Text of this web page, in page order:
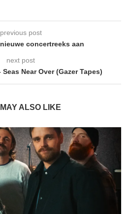
previous post
concertreeks aan
next post
Seas Near Over (Gazer Tapes)
ALSO LIKE